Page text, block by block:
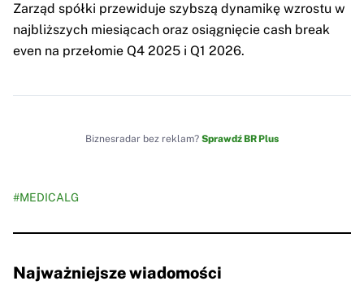
Zarząd spółki przewiduje szybszą dynamikę wzrostu w
najbliższych miesiącach oraz osiągnięcie cash break
even na przełomie Q4 2025 i Q1 2026.
Biznesradar bez reklam? Sprawdź BR Plus
#MEDICALG
Najważniejsze wiadomości